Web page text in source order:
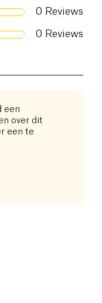
te verminderen.
0 Reviews
0 Reviews
een
over dit
een te